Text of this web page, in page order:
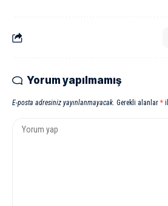
Yorum yapılmamış
E-posta adresiniz yayınlanmayacak. Gerekli alanlar *